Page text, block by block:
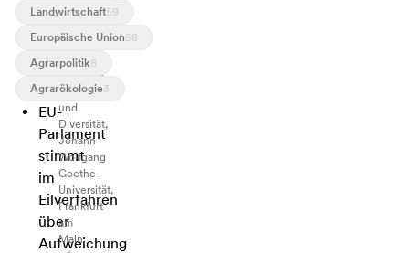
Landwirtschaft59
Europäische Union58
Agrarpolitik8
Agrarökologie3
EU-
Parlament
stimmt
im
Eilverfahren
über
Aufweichung
Professorin
Institut
für
Ökologie,
Evolution
und
Diversität,
Johann
Wolfgang
Goethe-
Universität,
Frankfurt
am
Main